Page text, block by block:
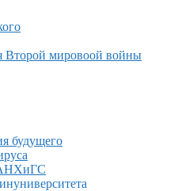
Второй мировоой войны
будущего